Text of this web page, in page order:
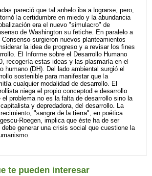
pareció que tal anhelo iba a lograrse, pero,
la certidumbre en miedo y la abundancia
era el nuevo "simulacro" de
de Washington su fetiche. En paralelo a
Consenso surgieron nuevos planteamientos
la idea de progreso y a revisar los fines
El Informe sobre el Desarrollo Humano
recogería estas ideas y las plasmaría en el
humano (DH). Del lado ambiental surgió el
sostenible para manifestar que la
cualquier modalidad de desarrollo. El
niega el propio conceptod e desarrollo
el problema no es la falta de desarrollo sino la
y depredadora, del desarrollo. La
"sangre de la tierra", en poética
Roegen, implica que éste ha de ser
generar una crisis social que cuestione la
te pueden interesar